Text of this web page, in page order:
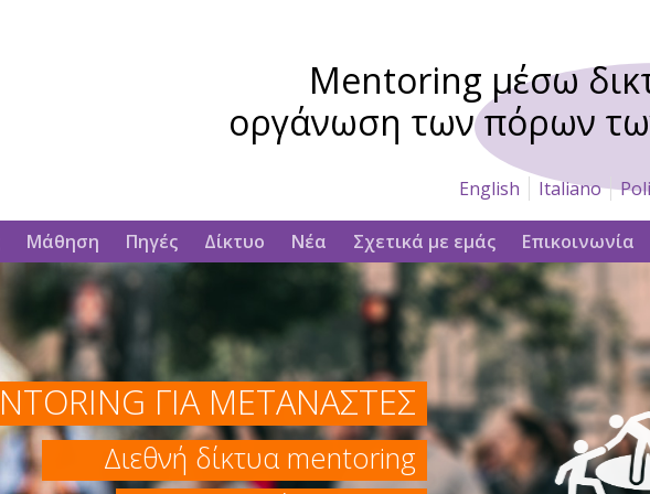
Mentoring μέσω
οργάνωση των πόρων
English Italiano
Μάθηση Πηγές Δίκτυο Νέα Σχετικά με εμάς Επικοινωνία
ΓΙΑ ΜΕΤΑΝΑΣΤΕΣ
Διεθνή δίκτυα mentoring